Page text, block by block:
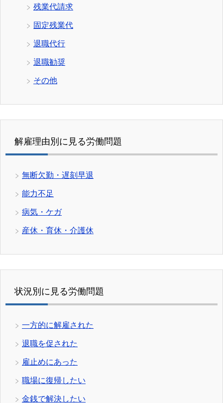
残業代請求
固定残業代
退職代行
退職勧奨
その他
解雇理由別に見る労働問題
無断欠勤・遅刻早退
能力不足
病気・ケガ
産休・育休・介護休
状況別に見る労働問題
一方的に解雇された
退職を促された
雇止めにあった
職場に復帰したい
金銭で解決したい